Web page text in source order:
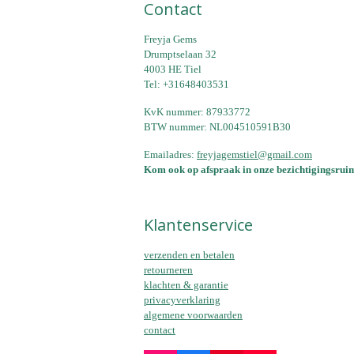
Contact
Freyja Gems
Drumptselaan 32
4003 HE Tiel
Tel: +31648403531
KvK nummer: 87933772
BTW nummer: NL004510591B30
Emailadres: freyjagemstiel@gmail.com
Kom ook op afspraak in onze
Klantenservice
verzenden en betalen
retourneren
klachten & garantie
privacyverklaring
algemene voorwaarden
contact